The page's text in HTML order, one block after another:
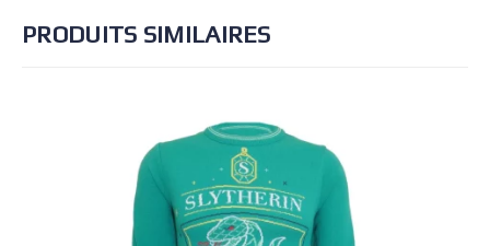
PRODUITS SIMILAIRES